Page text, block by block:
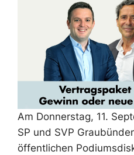
Am Donnerstag, 11.
SP und SVP
öffentlichen